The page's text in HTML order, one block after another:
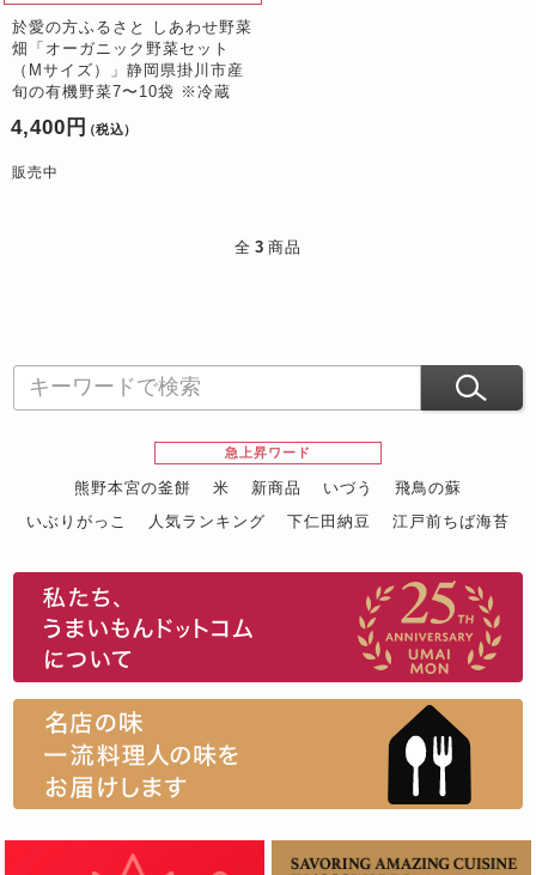
於愛の方ふるさと しあわせ野菜
畑「オーガニック野菜セット
（Mサイズ）」静岡県掛川市産
旬の有機野菜7〜10袋 ※冷蔵
4,400円 （税込）
販売中
全 3 商品
急上昇ワード
熊野本宮の釜餅 米 新商品 いづう
飛鳥の蘇
いぶりがっこ
人気ランキング 下仁田納豆
江戸前ちば海苔